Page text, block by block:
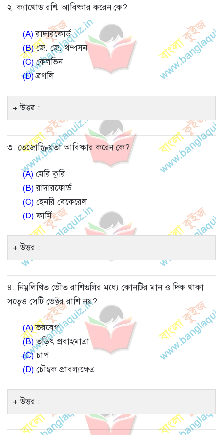
২. ক্যাথোড রশ্মি আবিষ্কার করেন কে?
(A)রাদারফোর্ড
(B)জে. জে. থম্পসন
(C)কেলভিন
(D)ব্রগলি
উত্তর :
৩. তেজোস্ক্রিয়তা আবিষ্কার করেন কে?
(A) মেরি কুরি
(B)রাদারফোর্ড
(C) হেনরি বেকেরেল
(D)ফার্মি
উত্তর :
৪. নিম্নলিখিত ভৌত রাশিগুলির মধ্যে কোনটির মান ও দিক থাকা
সত্বেও সেটি ভেক্টর রাশি নয়?
(A)ভরবেগ
(B)তড়িৎ প্রবাহমাত্রা
(C)চাপ
(D) চৌম্বক প্রাবল্যক্ষেত্র
উত্তর :